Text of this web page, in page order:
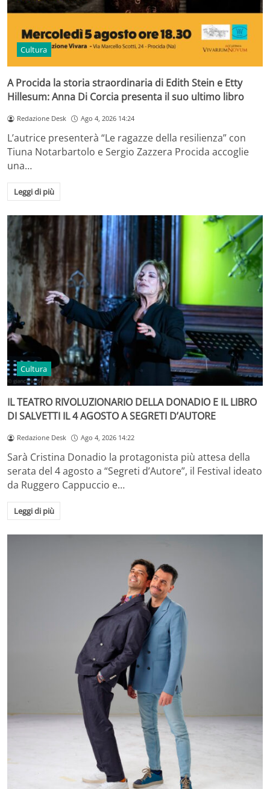
Cultura
A Procida la storia straordinaria di Edith Stein e Etty
Hillesum: Anna Di Corcia presenta il suo ultimo libro
Redazione Desk Ago 4, 2026 14:24
L’autrice presenterà “Le ragazze della resilienza” con
Tiuna Notarbartolo e Sergio Zazzera Procida accoglie
una…
Leggi di più
Cultura
IL TEATRO RIVOLUZIONARIO DELLA DONADIO E IL LIBRO
DI SALVETTI IL 4 AGOSTO A SEGRETI D’AUTORE
Redazione Desk Ago 4, 2026 14:22
Sarà Cristina Donadio la protagonista più attesa della
serata del 4 agosto a “Segreti d’Autore”, il Festival ideato
da Ruggero Cappuccio e…
Leggi di più